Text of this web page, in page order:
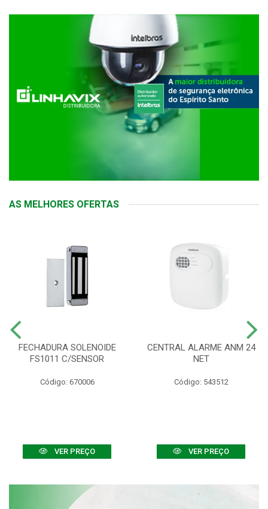
AS MELHORES OFERTAS
FECHADURA SOLENOIDE
FS1011 C/SENSOR
Código: 670006
VER PREÇO
CENTRAL ALARME ANM 24
NET
Código: 543512
VER PREÇO